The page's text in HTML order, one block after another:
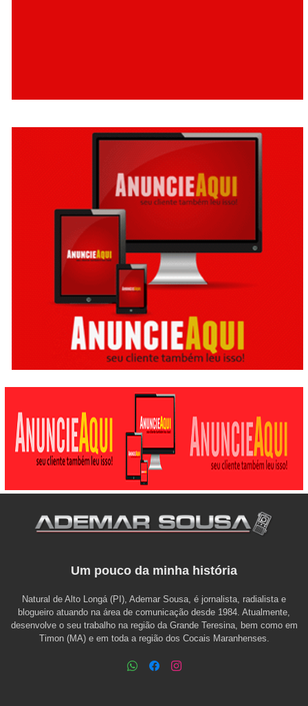
Um pouco da minha história
Natural de Alto Longá (PI), Ademar Sousa, é jornalista, radialista e
blogueiro atuando na área de comunicação desde 1984. Atualmente,
desenvolve o seu trabalho na região da Grande Teresina, bem como em
Timon (MA) e em toda a região dos Cocais Maranhenses.